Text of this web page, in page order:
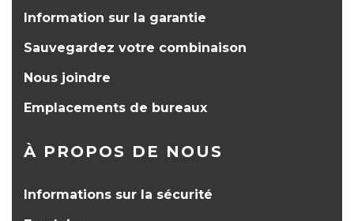
Information sur la garantie
Sauvegardez votre combinaison
Nous joindre
Emplacements de bureaux
À PROPOS DE NOUS
Informations sur la sécurité